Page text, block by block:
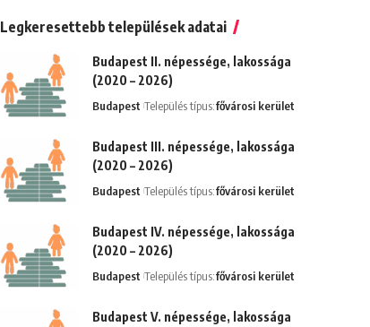
Legkeresettebb települések adatai
Budapest II. népessége, lakossága
(2020 – 2026)
Budapest Település típus:fővárosi kerület
Budapest III. népessége, lakossága
(2020 – 2026)
Budapest Település típus:fővárosi kerület
Budapest IV. népessége, lakossága
(2020 – 2026)
Budapest Település típus:fővárosi kerület
Budapest V. népessége, lakossága